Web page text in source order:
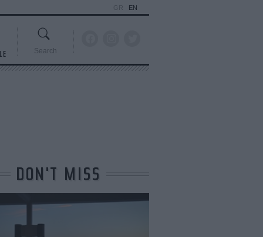
GR EN
Search
DON'T MISS